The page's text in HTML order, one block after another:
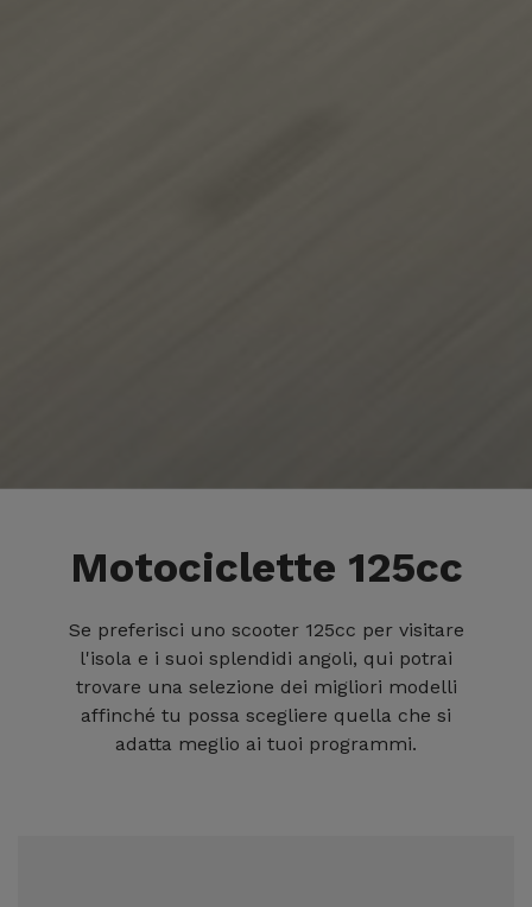
Motociclette 125cc
Se preferisci uno scooter 125cc per visitare
l'isola e i suoi splendidi angoli, qui potrai
trovare una selezione dei migliori modelli
affinché tu possa scegliere quella che si
adatta meglio ai tuoi programmi.